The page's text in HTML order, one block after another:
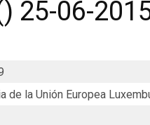
25-06-
de la Unión Europea